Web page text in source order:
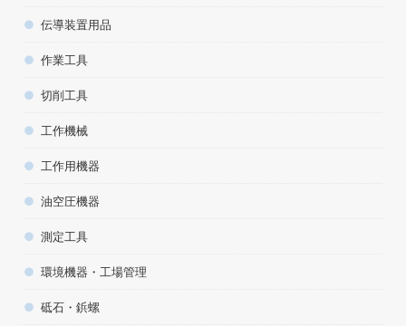
伝導装置用品
作業工具
切削工具
工作機械
工作用機器
油空圧機器
測定工具
環境機器・工場管理
砥石・鋲螺